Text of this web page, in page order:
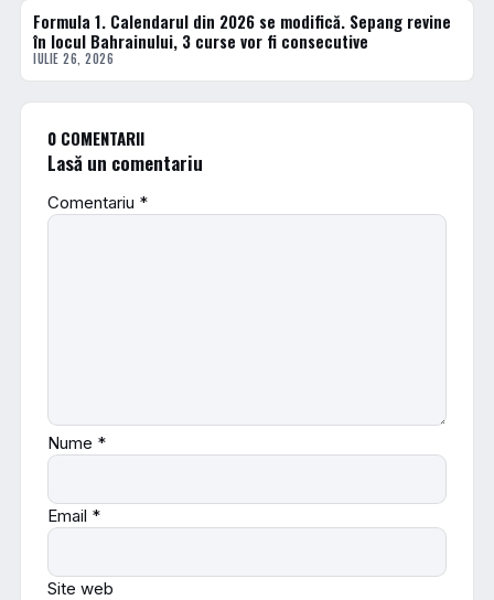
FORMULA 1
Formula 1. Calendarul din 2026 se modifică. Sepang revine
în locul Bahrainului, 3 curse vor fi consecutive
IULIE 26, 2026
0 COMENTARII
Lasă un comentariu
Comentariu *
Nume *
Email *
Site web